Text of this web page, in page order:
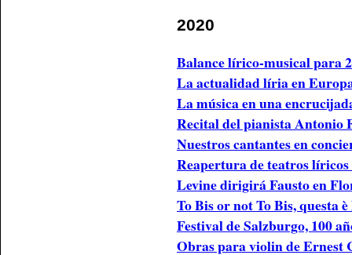
2020
Balance lírico-musical para
La actualidad líria en
La música en una
Recital del pianista Antonio
Nuestros cantantes en
Reapertura de teatros
Levine dirigirá Fausto en
To Bis or not To Bis, questa
Festival de Salzburgo, 100
Obras para violin de Ernest